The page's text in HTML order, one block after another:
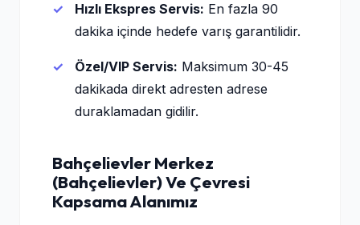
Hızlı Ekspres Servis: En fazla 90
dakika içinde hedefe varış garantilidir.
Özel/VIP Servis: Maksimum 30-45
dakikada direkt adresten adrese
duraklamadan gidilir.
Bahçelievler Merkez
(Bahçelievler) Ve Çevresi
Kapsama Alanımız